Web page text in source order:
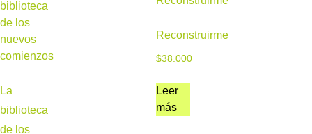
La
biblioteca
de los
Reconstruirme
$38.000
Leer
más